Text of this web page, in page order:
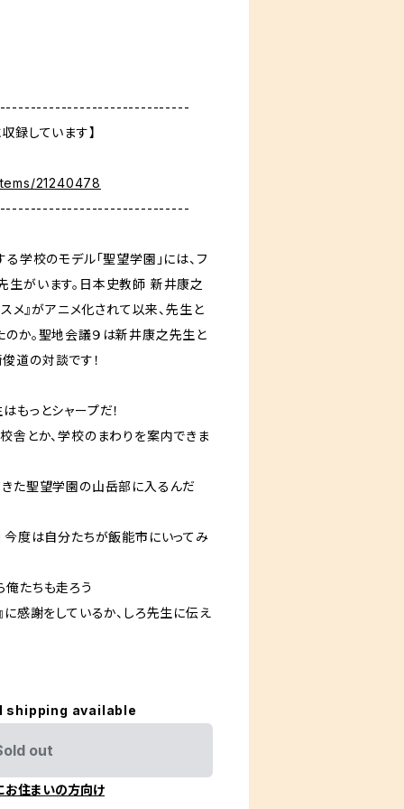
録しています】
21240478
る学校のモデル「聖望学園」には、フ
生がいます。日本史教師 新井康之
メ』がアニメ化されて以来、先生と
のか。聖地会議９は新井康之先生と
道の対談です！
もっとシャープだ！
舎とか、学校のまわりを案内できま
きた聖望学園の山岳部に入るんだ
今度は自分たちが飯能市にいってみ
俺たちも走ろう
に感謝をしているか、しろ先生に伝え
shipping available
out
お住まいの方向け